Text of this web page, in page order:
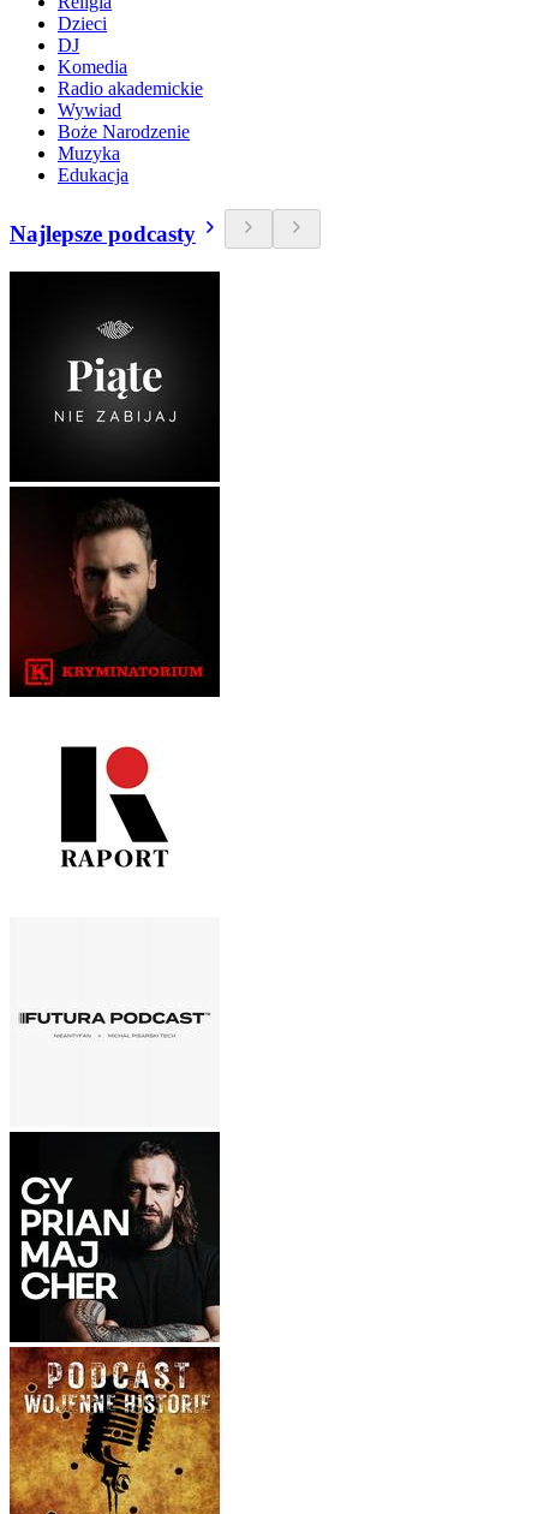
Dzieci
DJ
Komedia
Radio akademickie
Wywiad
Boże Narodzenie
Muzyka
Edukacja
Najlepsze podcasty